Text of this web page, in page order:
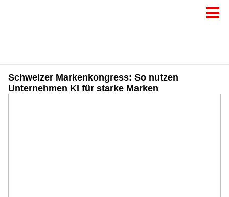
Schweizer Markenkongress: So nutzen
Unternehmen KI für starke Marken